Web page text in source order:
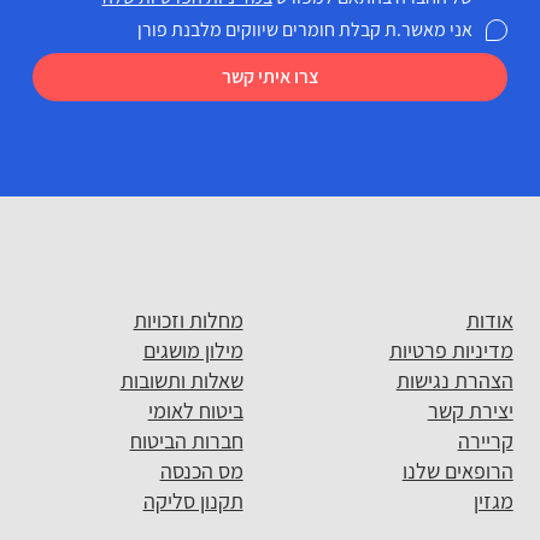
צרו איתי קשר
אני מאשר.ת קבלת חומרים שיווקים מלבנת פורן
אודות
מדיניות פרטיות
הצהרת נגישות
יצירת קשר
קריירה
הרופאים שלנו
מגזין
מחלות וזכויות
מילון מושגים
שאלות ותשובות
ביטוח לאומי
חברות הביטוח
מס הכנסה
תקנון סליקה